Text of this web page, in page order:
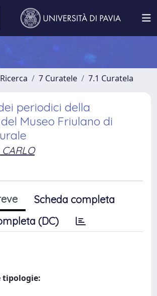
7 Curatele 7.1 Curatela
periodici della
Museo Friulano di
Scheda completa
(DC)
tipologie: